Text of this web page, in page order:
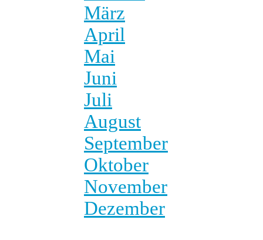
März
April
Mai
Juni
Juli
August
September
Oktober
November
Dezember